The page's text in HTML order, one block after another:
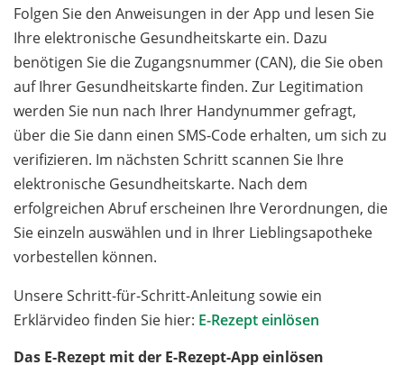
Folgen Sie den Anweisungen in der App und lesen Sie
Ihre elektronische Gesundheitskarte ein. Dazu
benötigen Sie die Zugangsnummer (CAN), die Sie oben
auf Ihrer Gesundheitskarte finden. Zur Legitimation
werden Sie nun nach Ihrer Handynummer gefragt,
über die Sie dann einen SMS-Code erhalten, um sich zu
verifizieren. Im nächsten Schritt scannen Sie Ihre
elektronische Gesundheitskarte. Nach dem
erfolgreichen Abruf erscheinen Ihre Verordnungen, die
Sie einzeln auswählen und in Ihrer Lieblingsapotheke
vorbestellen können.
Unsere Schritt-für-Schritt-Anleitung sowie ein
Erklärvideo finden Sie hier: E-Rezept einlösen
Das E-Rezept mit der E-Rezept-App einlösen